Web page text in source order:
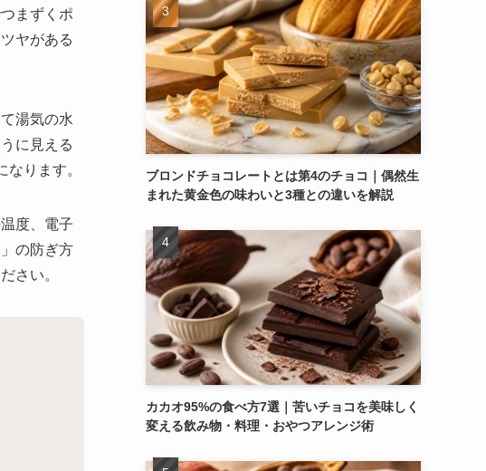
まずくポ
ヤがある
湯気の水
に見える
ります。
度、電子
の防ぎ方
さい。
ブロンドチョコレートとは第4のチョコ｜偶然生
まれた黄金色の味わいと3種との違いを解説
カカオ95%の食べ方7選｜苦いチョコを美味しく
変える飲み物・料理・おやつアレンジ術